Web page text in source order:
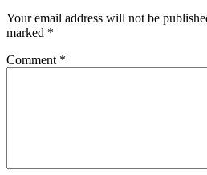
Your email address will not be
marked *
Comment *